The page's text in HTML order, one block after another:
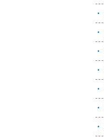






